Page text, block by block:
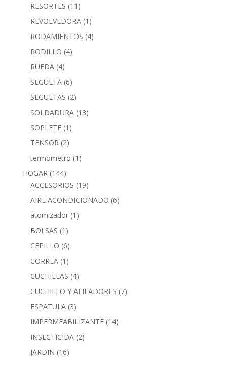
RESORTES (11)
REVOLVEDORA (1)
RODAMIENTOS (4)
RODILLO (4)
RUEDA (4)
SEGUETA (6)
SEGUETAS (2)
SOLDADURA (13)
SOPLETE (1)
TENSOR (2)
termometro (1)
HOGAR (144)
ACCESORIOS (19)
AIRE ACONDICIONADO (6)
atomizador (1)
BOLSAS (1)
CEPILLO (6)
CORREA (1)
CUCHILLAS (4)
CUCHILLO Y AFILADORES (7)
ESPATULA (3)
IMPERMEABILIZANTE (14)
INSECTICIDA (2)
JARDIN (16)